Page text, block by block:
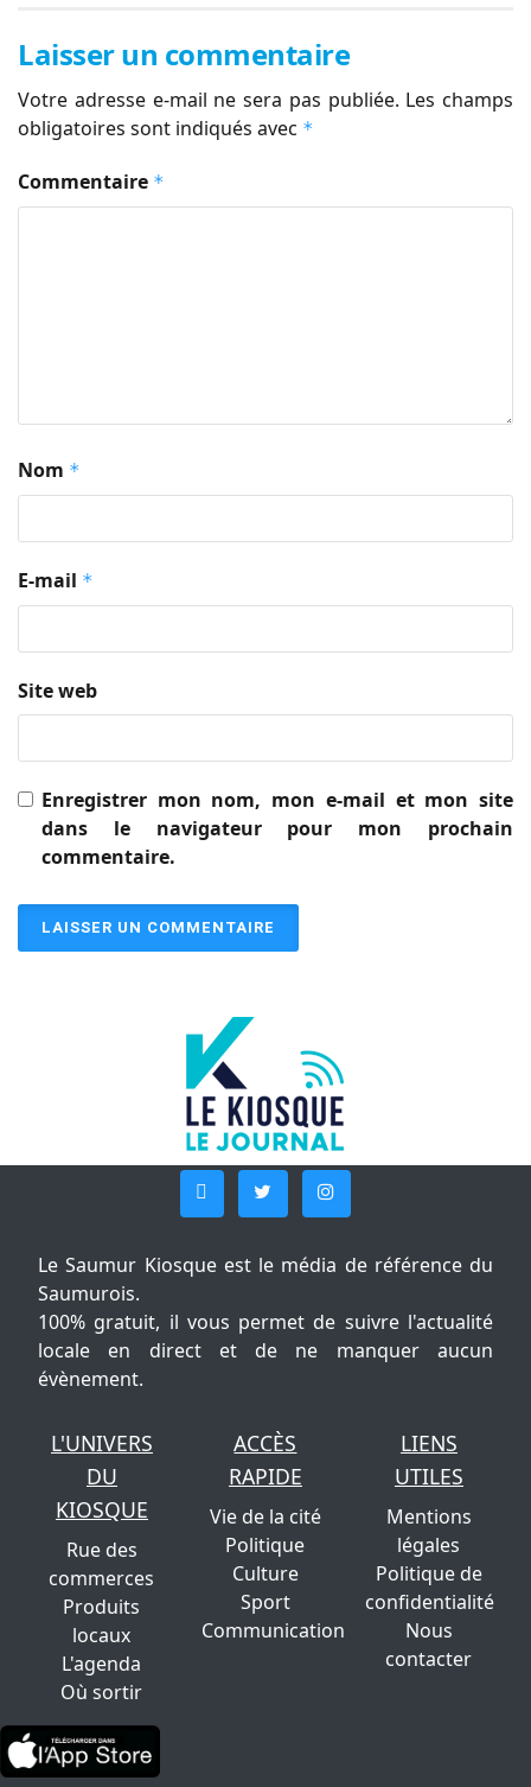
Laisser un commentaire
Votre adresse e-mail ne sera pas publiée. Les champs
obligatoires sont indiqués avec *
Commentaire *
Nom *
E-mail *
Site web
Enregistrer mon nom, mon e-mail et mon site
dans le navigateur pour mon prochain
commentaire.
Le Saumur Kiosque est le média de référence du
Saumurois.
100% gratuit, il vous permet de suivre l'actualité
locale en direct et de ne manquer aucun
évènement.
L'UNIVERS
DU
KIOSQUE
Rue des
commerces
Produits
locaux
L'agenda
Où sortir
ACCÈS
RAPIDE
Vie de la cité
Politique
Culture
Sport
Communication
LIENS
UTILES
Mentions
légales
Politique de
confidentialité
Nous
contacter